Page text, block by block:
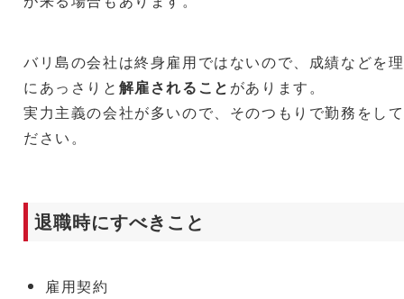
バリ島の会社は終身雇用ではないので、成績などを
にあっさりと 解雇されること があります。
実力主義の会社が多いので、そのつもりで勤務をし
ださい。
退職時にすべきこと
雇用契約